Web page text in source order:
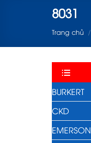
8031
Trang chủ /
BURKERT
CKD
EMERSON